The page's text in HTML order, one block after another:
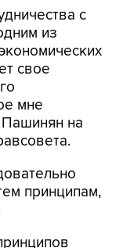
свое
мне
на